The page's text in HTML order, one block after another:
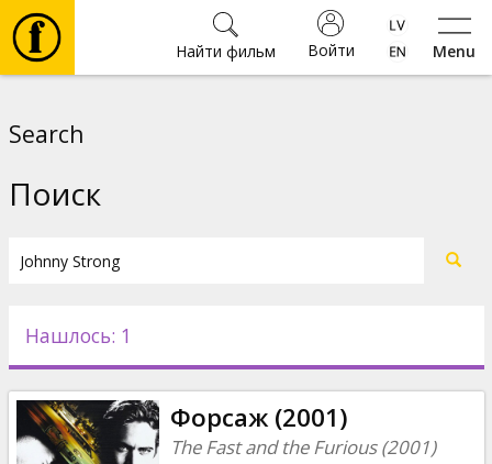
Menu
Войти
Найти фильм
Новости
Подарки
Search
Поиск
Нашлось: 1
Форсаж (2001)
The Fast and the Furious (2001)